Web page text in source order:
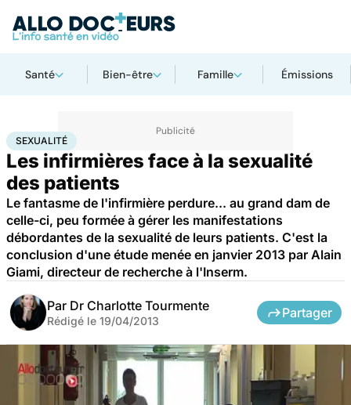
Santé Bien-être Famille Émissions
AccueilBien-être
SEXUALITÉ
Les infirmières face à la sexualité
des patients
Le fantasme de l'infirmière perdure... au grand dam de
celle-ci, peu formée à gérer les manifestations
débordantes de la sexualité de leurs patients. C'est la
conclusion d'une étude menée en janvier 2013 par Alain
Giami, directeur de recherche à l'Inserm.
Par Dr Charlotte Tourmente
Rédigé le 19/04/2013
Partager